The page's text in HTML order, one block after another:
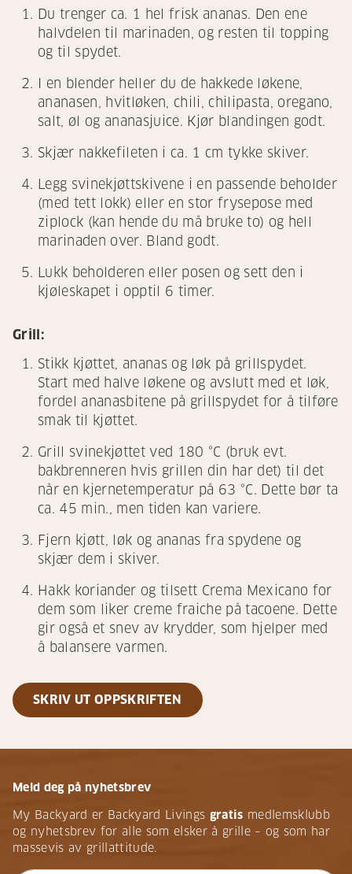
Du trenger ca. 1 hel frisk ananas. Den ene
halvdelen til marinaden, og resten til topping
og til spydet.
I en blender heller du de hakkede løkene,
ananasen, hvitløken, chili, chilipasta, oregano,
salt, øl og ananasjuice. Kjør blandingen godt.
Skjær nakkefileten i ca. 1 cm tykke skiver.
Legg svinekjøttskivene i en passende beholder
(med tett lokk) eller en stor frysepose med
ziplock (kan hende du må bruke to) og hell
marinaden over. Bland godt.
Lukk beholderen eller posen og sett den i
kjøleskapet i opptil 6 timer.
Grill:
Stikk kjøttet, ananas og løk på grillspydet.
Start med halve løkene og avslutt med et løk,
fordel ananasbitene på grillspydet for å tilføre
smak til kjøttet.
Grill svinekjøttet ved 180 °C (bruk evt.
bakbrenneren hvis grillen din har det) til det
når en kjernetemperatur på 63 °C. Dette bør ta
ca. 45 min., men tiden kan variere.
Fjern kjøtt, løk og ananas fra spydene og
skjær dem i skiver.
Hakk koriander og tilsett Crema Mexicano for
dem som liker creme fraiche på tacoene. Dette
gir også et snev av krydder, som hjelper med
å balansere varmen.
SKRIV UT OPPSKRIFTEN
Meld deg på nyhetsbrev
My Backyard er Backyard Livings gratis medlemsklubb
og nyhetsbrev for alle som elsker å grille – og som har
massevis av grillattitude.